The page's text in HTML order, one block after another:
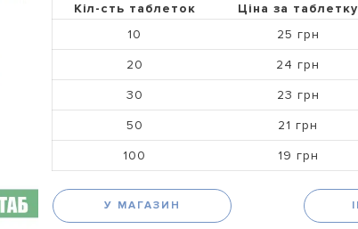
Кіл-сть таблеток Ціна за таблетку
10
25 грн
20
24 грн
30
23 грн
50
21 грн
100
19 грн
У МАГАЗИН